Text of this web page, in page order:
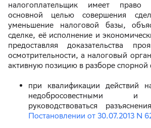
налогоплательщик имеет право
основной целью совершения
уменьшение налоговой базы,
сделке, её исполнение и
предоставляя доказательства
осмотрительности, а налоговый
активную позицию в разборе спорной
при квалификации действий
недобросовестными и
руководствоваться
Постановлении от 30.07.2013 N